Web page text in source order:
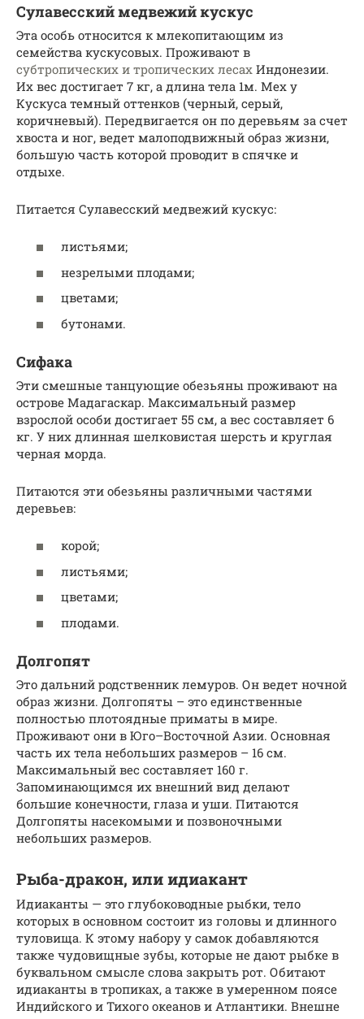
Сулавесский медвежий кускус
Эта особь относится к млекопитающим из
семейства кускусовых. Проживают в
субтропических и тропических лесах Индонезии.
Их вес достигает 7 кг, а длина тела 1м. Мех у
Кускуса темный оттенков (черный, серый,
коричневый). Передвигается он по деревьям за счет
хвоста и ног, ведет малоподвижный образ жизни,
большую часть которой проводит в спячке и
отдыхе.
Питается Сулавесский медвежий кускус:
листьями;
незрелыми плодами;
цветами;
бутонами.
Сифака
Эти смешные танцующие обезьяны проживают на
острове Мадагаскар. Максимальный размер
взрослой особи достигает 55 см, а вес составляет 6
кг. У них длинная шелковистая шерсть и круглая
черная морда.
Питаются эти обезьяны различными частями
деревьев:
корой;
листьями;
цветами;
плодами.
Долгопят
Это дальний родственник лемуров. Он ведет ночной
образ жизни. Долгопяты – это единственные
полностью плотоядные приматы в мире.
Проживают они в Юго–Восточной Азии. Основная
часть их тела небольших размеров – 16 см.
Максимальный вес составляет 160 г.
Запоминающимся их внешний вид делают
большие конечности, глаза и уши. Питаются
Долгопяты насекомыми и позвоночными
небольших размеров.
Рыба-дракон, или идиакант
Идиаканты — это глубоководные рыбки, тело
которых в основном состоит из головы и длинного
туловища. К этому набору у самок добавляются
также чудовищные зубы, которые не дают рыбке в
буквальном смысле слова закрыть рот. Обитают
идиаканты в тропиках, а также в умеренном поясе
Индийского и Тихого океанов и Атлантики. Внешне